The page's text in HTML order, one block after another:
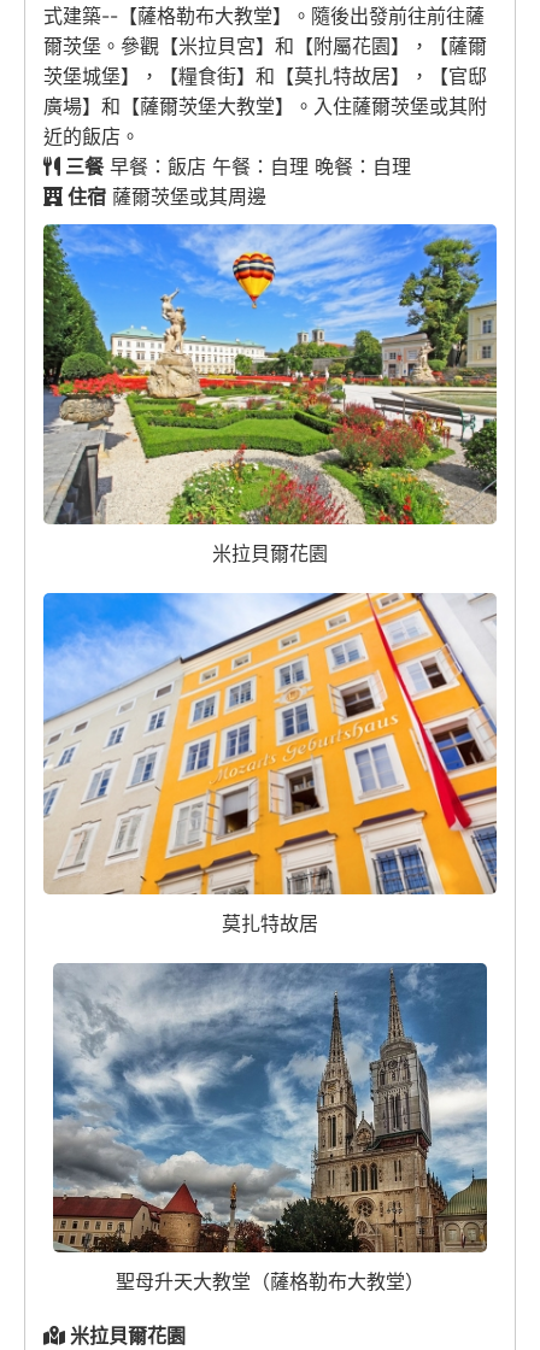
式建築--【薩格勒布大教堂】。隨後出發前往前往薩
爾茨堡。參觀【米拉貝宮】和【附屬花園】，【薩爾
茨堡城堡】，【糧食街】和【莫扎特故居】，【官邸
廣場】和【薩爾茨堡大教堂】。入住薩爾茨堡或其附
近的飯店。
三餐早餐：飯店 午餐：自理 晚餐：自理
住宿 薩爾茨堡或其周邊
米拉貝爾花園
莫扎特故居
聖母升天大教堂（薩格勒布大教堂）
米拉貝爾花園